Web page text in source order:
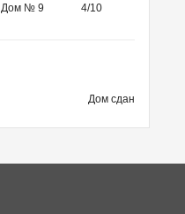
Дом № 9 4/10
Дом сдан